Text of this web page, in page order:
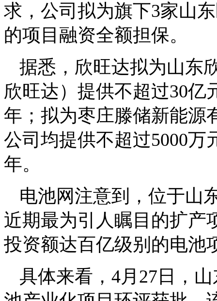
求，公司拟为旗下3家山
的项目融资全额担保。
据悉，欣旺达拟为山东
欣旺达）提供不超过30亿
年；拟为枣庄滕储新能源
公司均提供不超过5000万
年。
电池网注意到，位于山
近期最为引人瞩目的扩产
投资额达百亿级别的电池
具体来看，4月27日，